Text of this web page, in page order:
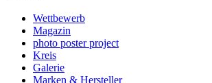
Wettbewerb
Magazin
photo poster project
Kreis
Galerie
Marken & Hersteller